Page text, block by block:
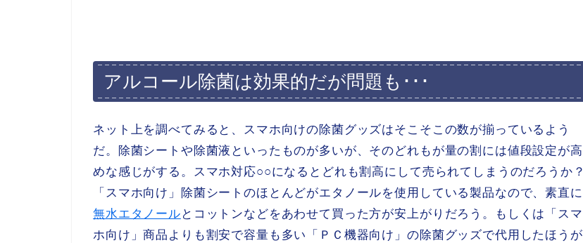
アルコール除菌は効果的だが問題も･･･
ネット上を調べてみると、スマホ向けの除菌グッズはそこそこの数が揃っているよう
だ。除菌シートや除菌液といったものが多いが、そのどれもが量の割には値段設定が高
めな感じがする。スマホ対応○○になるとどれも割高にして売られてしまうのだろうか？
「スマホ向け」除菌シートのほとんどがエタノールを使用している製品なので、素直に
無水エタノール とコットンなどをあわせて買った方が安上がりだろう。もしくは「スマ
ホ向け」商品よりも割安で容量も多い「ＰＣ機器向け」の除菌グッズで代用したほうが